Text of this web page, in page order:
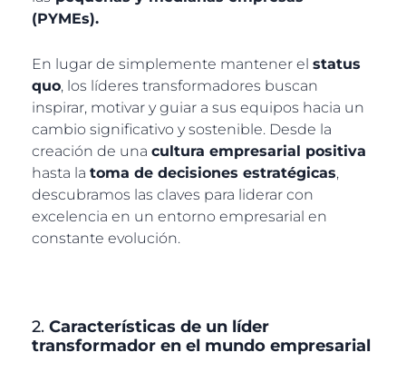
(PYMEs).
En lugar de simplemente mantener el status
quo, los líderes transformadores buscan
inspirar, motivar y guiar a sus equipos hacia un
cambio significativo y sostenible. Desde la
creación de una cultura empresarial positiva
hasta la toma de decisiones estratégicas,
descubramos las claves para liderar con
excelencia en un entorno empresarial en
constante evolución.
2. Características de un líder
transformador en el mundo empresarial